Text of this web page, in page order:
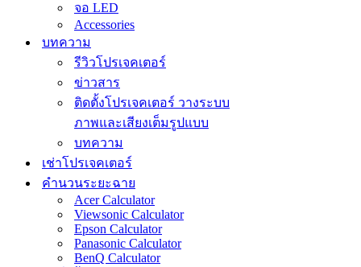
จอ LED
Accessories
บทความ
รีวิวโปรเจคเตอร์
ข่าวสาร
ติดตั้งโปรเจคเตอร์ วางระบบ
ภาพและเสียงเต็มรูปแบบ
บทความ
เช่าโปรเจคเตอร์
คำนวนระยะฉาย
Acer Calculator
Viewsonic Calculator
Epson Calculator
Panasonic Calculator
BenQ Calculator